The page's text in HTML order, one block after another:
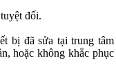
đối.
bị đã sửa tại trung tâm
hoặc không khắc phục